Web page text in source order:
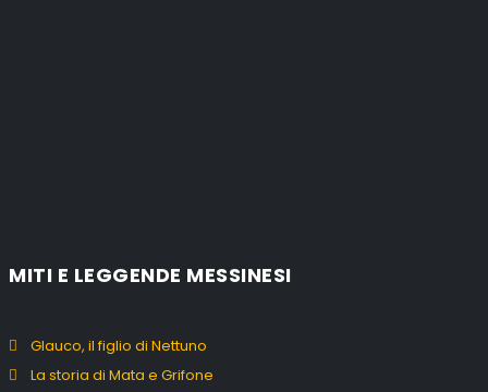
MITI E LEGGENDE MESSINESI
Glauco, il figlio di Nettuno
La storia di Mata e Grifone